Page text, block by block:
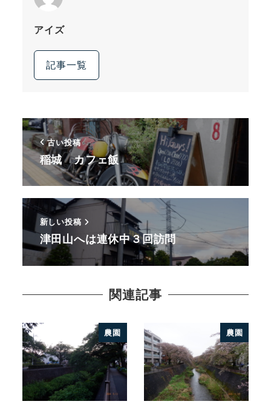
アイズ
記事一覧
古い投稿
稲城 カフェ飯
新しい投稿
津田山へは連休中３回訪問
関連記事
農園 農園